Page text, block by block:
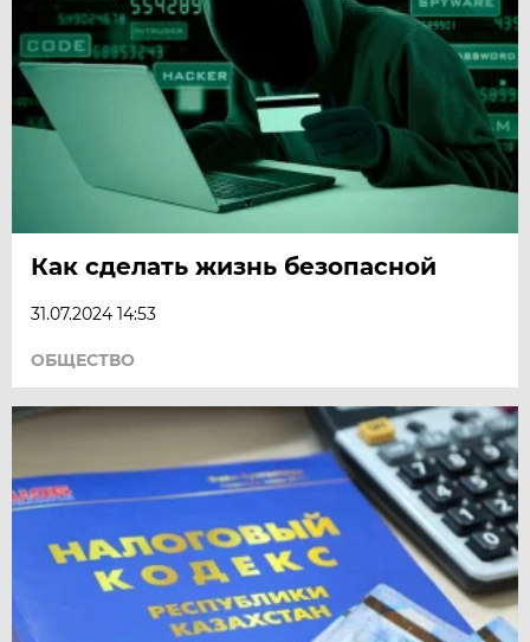
Как сделать жизнь безопасной
31.07.2024 14:53
ОБЩЕСТВО